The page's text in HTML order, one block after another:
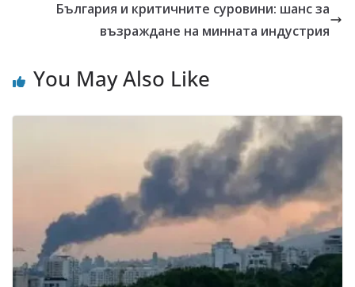
България и критичните суровини: шанс за
възраждане на минната индустрия
You May Also Like